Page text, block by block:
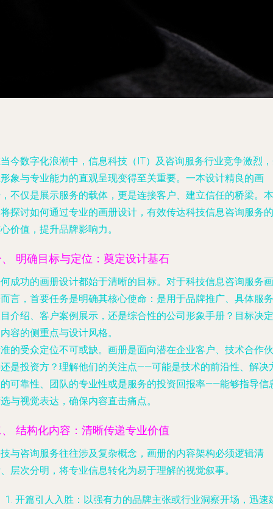
今数字化浪潮中，信息科技（IT）及咨询服务行业竞争激烈
象与专业能力的直观呈现变得至关重要。一本设计精良的画
不仅是展示服务的载体，更是连接客户、建立信任的桥梁。本
探讨如何通过专业的画册设计，有效传达科技信息咨询服务的
价值，提升品牌影响力。
明确目标与定位：奠定设计基石
成功的画册设计都始于清晰的目标。对于科技信息咨询服务画
言，首要任务是明确其核心使命：是用于品牌推广、具体服务
介绍、客户案例展示，还是综合性的公司形象手册？目标决定
容的侧重点与设计风格。
的受众定位不可或缺。画册是面向潜在企业客户、技术合作伙
是投资方？理解他们的关注点——可能是技术的前沿性、解决
可靠性、团队的专业性或是服务的投资回报率——能够指导信
与视觉表达，确保内容直击痛点。
结构化内容：清晰传递专业价值
与咨询服务往往涉及复杂概念，画册的内容架构必须逻辑清
层次分明，将专业信息转化为易于理解的视觉叙事。
开篇引人入胜 ：以强有力的品牌主张或行业洞察开场，迅速